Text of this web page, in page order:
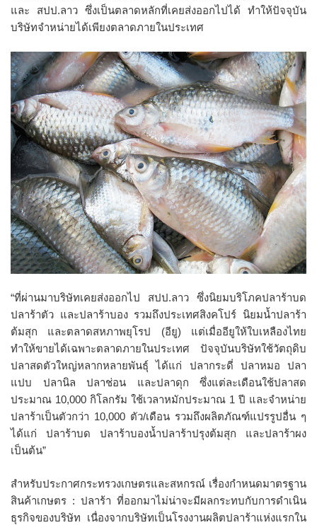
และ สปป.ลาว ซึ่งเป็นตลาดหลักที่เคยส่งออกไปได้ ทำให้ปัจจุบัน
บริษัทจำหน่ายได้เพียงตลาดภายในประเทศ
“ที่ผ่านมาบริษัทเคยส่งออกไป สปป.ลาว ซึ่งนิยมบริโภคปลาร้าบด
ปลาร้าตัว และปลาร้าบอง รวมถึงประเทศสิงคโปร์ นิยมน้ำปลาร้า
ต้มสุก และตลาดสหภาพยุโรป (อียู) แต่เมื่ออียูให้ใบเหลืองไทย
ทำให้ขายได้เฉพาะตลาดภายในประเทศ ปัจจุบันบริษัทใช้วัตถุดิบ
ปลาสดตัวใหญ่หลากหลายพันธุ์ ได้แก่ ปลากระดี่ ปลาหมอ ปลา
แปบ ปลานิล ปลาช่อน และปลาดุก ซึ่งแต่ละเดือนใช้ปลาสด
ประมาณ 10,000 กิโลกรัม ใช้เวลาหมักประมาณ 1 ปี และจำหน่าย
ปลาร้าเป็นตัวกว่า 10,000 ตัว/เดือน รวมถึงผลิตภัณฑ์แปรรูปอื่น ๆ
ได้แก่ ปลาร้าบด ปลาร้าบองน้ำปลาร้าปรุงต้มสุก และปลาร้าผง
เป็นต้น”
สำหรับประกาศกระทรวงเกษตรและสหกรณ์ เรื่องกำหนดมาตรฐาน
สินค้าเกษตร : ปลาร้า ที่ออกมาไม่น่าจะมีผลกระทบกับการดำเนิน
ธุรกิจของบริษัท เนื่องจากบริษัทเป็นโรงงานผลิตปลาร้าแห่งแรกใน